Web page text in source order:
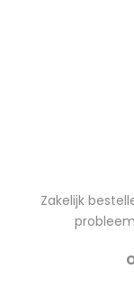
Zakelijk